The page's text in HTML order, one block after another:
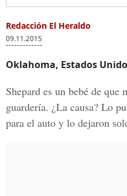
Redacción El Heraldo
09.11.2015
Oklahoma, Estados
Shepard es un bebé de que
guardería. ¿La causa? Lo
para el auto y lo dejaron